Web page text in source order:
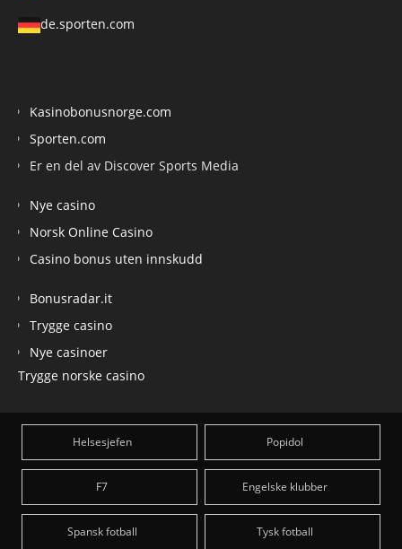
de.sporten.com
Kasinobonusnorge.com
Sporten.com
Er en del av Discover Sports Media
Nye casino
Norsk Online Casino
Casino bonus uten innskudd
Bonusradar.it
Trygge casino
Nye casinoer
Trygge norske casino
Helsesjefen Popidol
F7 Engelske klubber
Spansk fotball Tysk fotball